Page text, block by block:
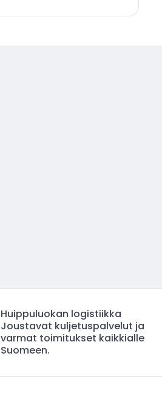
Huippuluokan logistiikka
Joustavat kuljetuspalvelut ja
varmat toimitukset kaikkialle
Suomeen.